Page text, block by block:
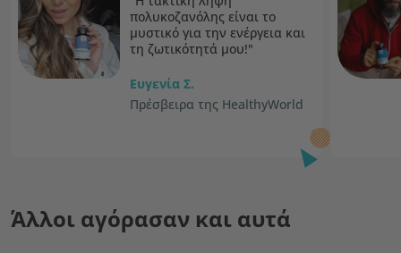
πολυκοζανόλης είναι το
μυστικό για την ενέργεια και
τη ζωτικότητά μου!"
Ευγενία Σ.
Πρέσβειρα της HealthyWorld
Άλλοι αγόρασαν και αυτά